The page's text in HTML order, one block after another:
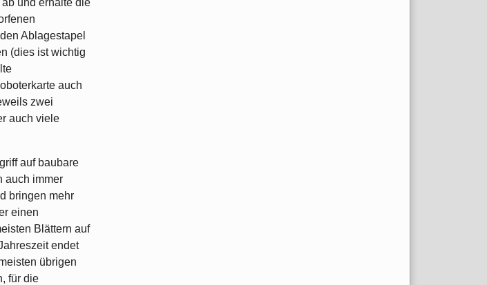
Ablagestapel
(dies ist wichtig
auch
zwei
auch viele
auf baubare
auch immer
bringen mehr
einen
Blättern auf
endet
übrigen
für die